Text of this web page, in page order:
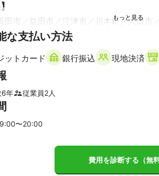
があるので力仕事などもよろしくお願いします！
草が生えやすいため、
積もりもしてますので
ども見られて、
い合わせ下さい！
】
田市 益田市 江津市 川本町 大田市
江市 邑南町 津和野町
国市 周防大島町 柳井市 周南市 田
武町
】
笠岡市 里庄町
津山市
な支払い方法
ットカード 銀行振込 現地決済
6年 従業員2人
9:00〜20:00
費用を診断する（無料